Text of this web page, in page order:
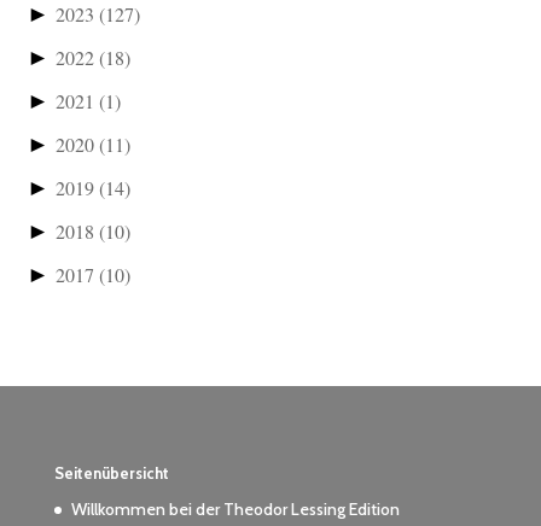
► 2023(127)
► 2022(18)
► 2021(1)
► 2020(11)
► 2019(14)
► 2018(10)
► 2017(10)
Seitenübersicht
Willkommen bei der Theodor Lessing Edition